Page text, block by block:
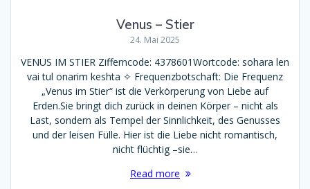
Venus – Stier
24. Mai 2025
VENUS IM STIER Zifferncode: 4378601Wortcode: sohara len
vai tul onarim keshta ✧ Frequenzbotschaft: Die Frequenz
„Venus im Stier“ ist die Verkörperung von Liebe auf
Erden.Sie bringt dich zurück in deinen Körper – nicht als
Last, sondern als Tempel der Sinnlichkeit, des Genusses
und der leisen Fülle. Hier ist die Liebe nicht romantisch,
nicht flüchtig –sie…
Read more